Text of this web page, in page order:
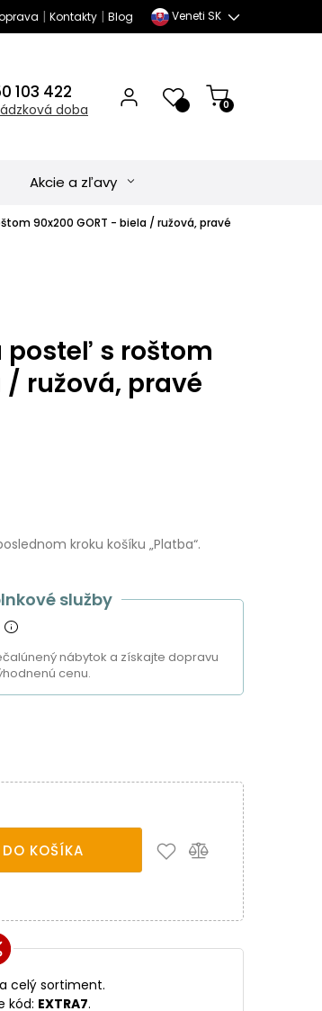
| Kontakty| Blog Veneti SK
103 422
doba 0
Akcie a zľavy
90x200 GORT - biela / ružová, pravé
posteľ s roštom
/ ružová, pravé
kroku košíku „Platba“.
služby
nábytok a získajte dopravu
cenu.
KOŠÍKA
celý sortiment.
kód: EXTRA7.